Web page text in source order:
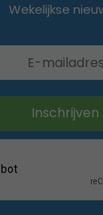
Wekelijkse